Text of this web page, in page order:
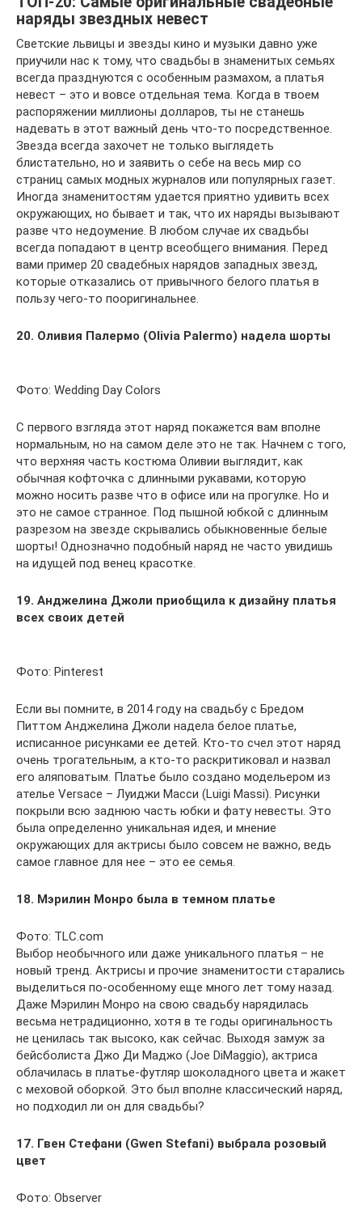
наряды звездных невест
Светские львицы и звезды кино и музыки давно уже
приучили нас к тому, что свадьбы в знаменитых семьях
всегда празднуются с особенным размахом, а платья
невест – это и вовсе отдельная тема. Когда в твоем
распоряжении миллионы долларов, ты не станешь
надевать в этот важный день что-то посредственное.
Звезда всегда захочет не только выглядеть
блистательно, но и заявить о себе на весь мир со
страниц самых модных журналов или популярных газет.
Иногда знаменитостям удается приятно удивить всех
окружающих, но бывает и так, что их наряды вызывают
разве что недоумение. В любом случае их свадьбы
всегда попадают в центр всеобщего внимания. Перед
вами пример 20 свадебных нарядов западных звезд,
которые отказались от привычного белого платья в
пользу чего-то пооригинальнее.
20. Оливия Палермо (Olivia Palermo) надела шорты
Фото: Wedding Day Colors
С первого взгляда этот наряд покажется вам вполне
нормальным, но на самом деле это не так. Начнем с того,
что верхняя часть костюма Оливии выглядит, как
обычная кофточка с длинными рукавами, которую
можно носить разве что в офисе или на прогулке. Но и
это не самое странное. Под пышной юбкой с длинным
разрезом на звезде скрывались обыкновенные белые
шорты! Однозначно подобный наряд не часто увидишь
на идущей под венец красотке.
19. Анджелина Джоли приобщила к дизайну платья
всех своих детей
Фото: Pinterest
Если вы помните, в 2014 году на свадьбу с Бредом
Питтом Анджелина Джоли надела белое платье,
исписанное рисунками ее детей. Кто-то счел этот наряд
очень трогательным, а кто-то раскритиковал и назвал
его аляповатым. Платье было создано модельером из
ателье Versace – Луиджи Масси (Luigi Massi). Рисунки
покрыли всю заднюю часть юбки и фату невесты. Это
была определенно уникальная идея, и мнение
окружающих для актрисы было совсем не важно, ведь
самое главное для нее – это ее семья.
18. Мэрилин Монро была в темном платье
Фото: TLC.com
Выбор необычного или даже уникального платья – не
новый тренд. Актрисы и прочие знаменитости старались
выделиться по-особенному еще много лет тому назад.
Даже Мэрилин Монро на свою свадьбу нарядилась
весьма нетрадиционно, хотя в те годы оригинальность
не ценилась так высоко, как сейчас. Выходя замуж за
бейсболиста Джо Ди Маджо (Joe DiMaggio), актриса
облачилась в платье-футляр шоколадного цвета и жакет
с меховой оборкой. Это был вполне классический наряд,
но подходил ли он для свадьбы?
17. Гвен Стефани (Gwen Stefani) выбрала розовый
цвет
Фото: Observer